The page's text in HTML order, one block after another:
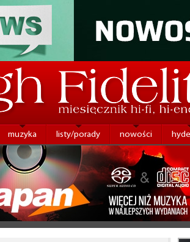
muzyka listy/porady nowości